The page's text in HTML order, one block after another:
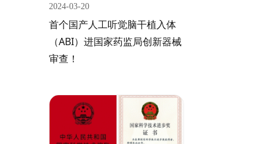
2024-03-20
首个国产人工听觉脑干植入体
（ABI）进国家药监局创新器械
审查！